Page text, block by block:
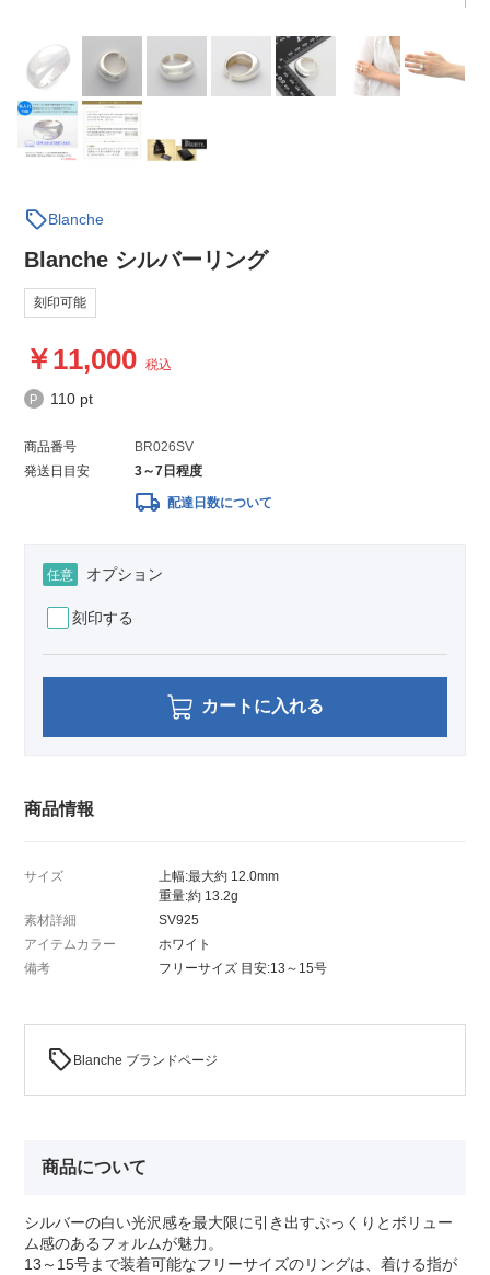
sellBlanche
Blanche シルバーリング
刻印可能
11,000 税込
110 pt
商品番号
BR026SV
発送日目安
3～7日程度
local_shipping 配達日数について
任意 オプション
刻印する
カートに入れる
商品情報
サイズ
上幅:最大約 12.0mm
重量:約 13.2g
素材詳細
SV925
アイテムカラー
ホワイト
備考
フリーサイズ 目安:13～15号
sell Blanche ブランドページ
商品について
シルバーの白い光沢感を最大限に引き出すぷっくりとボリュー
ム感のあるフォルムが魅力。
13～15号まで装着可能なフリーサイズのリングは、着ける指が